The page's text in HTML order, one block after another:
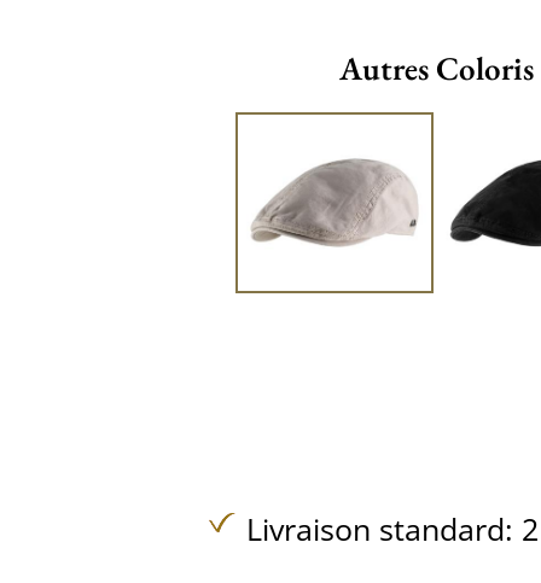
Autres Coloris
Livraison standard: